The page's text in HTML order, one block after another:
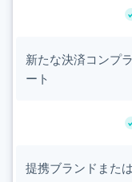
新たな決済コンプ
ート
提携ブランドまた